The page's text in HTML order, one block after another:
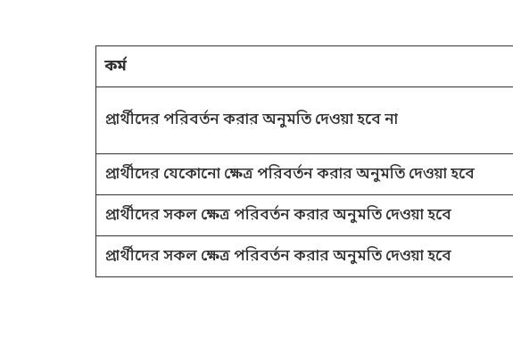
কর্ম
প্রার্থীদের পরিবর্তন করার অনুমতি দেওয়া হবে না
প্রার্থীদের যেকোনো ক্ষেত্র পরিবর্তন করার অনুমতি দেওয়া হবে
প্রার্থীদের সকল ক্ষেত্র পরিবর্তন করার অনুমতি দেওয়া হবে
প্রার্থীদের সকল ক্ষেত্র পরিবর্তন করার অনুমতি দেওয়া হবে